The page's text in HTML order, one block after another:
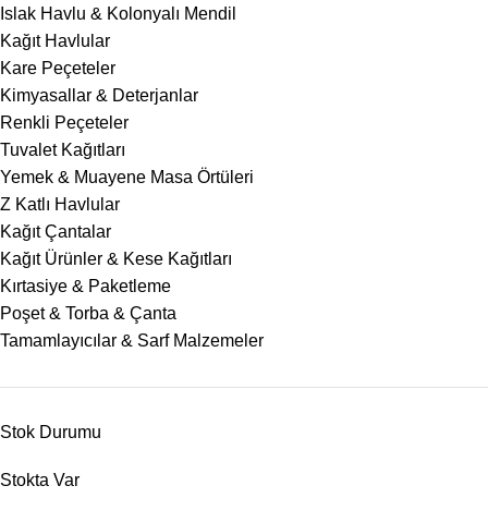
Islak Havlu & Kolonyalı Mendil
Kağıt Havlular
Kare Peçeteler
Kimyasallar & Deterjanlar
Renkli Peçeteler
Tuvalet Kağıtları
Yemek & Muayene Masa Örtüleri
Z Katlı Havlular
Kağıt Çantalar
Kağıt Ürünler & Kese Kağıtları
Kırtasiye & Paketleme
Poşet & Torba & Çanta
Tamamlayıcılar & Sarf Malzemeler
Stok Durumu
Stokta Var